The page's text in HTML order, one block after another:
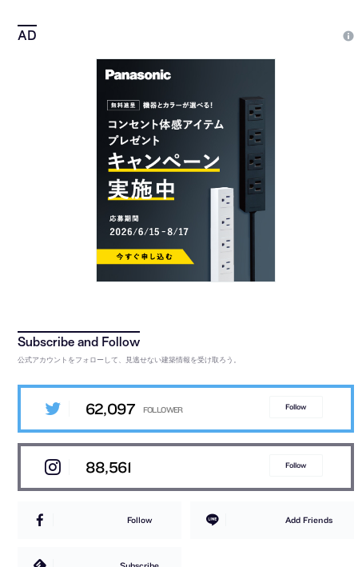
公式アカウントをフォローして、見逃せない建築情報を受け取ろう。
62,097 Follow
88,561 Follow
Follow Add Friends